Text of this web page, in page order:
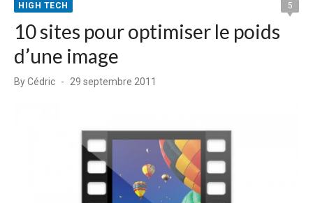
HIGH TECH 5
10 sites pour optimiser le poids
d’une image
ByCédric
Posted
29 septembre 2011